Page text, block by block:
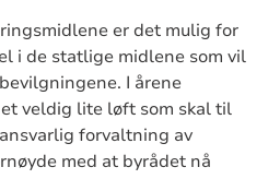
er det mulig for
i de statlige midlene som vil
I årene
veldig lite løft som skal til
forvaltning av
med at byrådet nå